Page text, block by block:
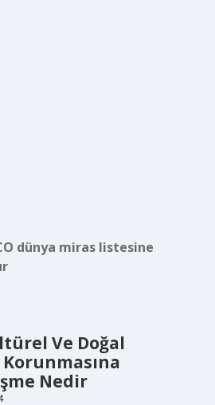
dünya miras listesine
Ve Doğal
Korunmasına
Nedir